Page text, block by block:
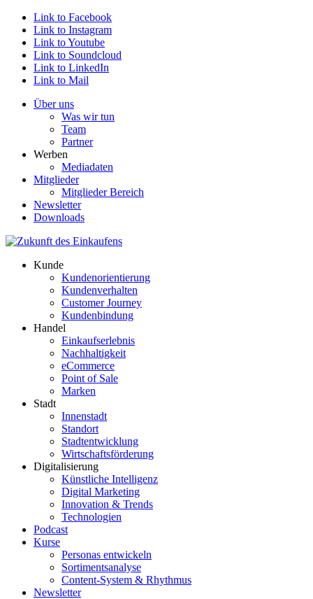
Link to Facebook
Link to Instagram
Link to Youtube
Link to Soundcloud
Link to LinkedIn
Link to Mail
Über uns
Was wir tun
Team
Partner
Werben
Mediadaten
Mitglieder
Mitglieder Bereich
Newsletter
Downloads
Kunde
Kundenorientierung
Kundenverhalten
Customer Journey
Kundenbindung
Handel
Einkaufserlebnis
Nachhaltigkeit
eCommerce
Point of Sale
Marken
Stadt
Innenstadt
Standort
Stadtentwicklung
Wirtschaftsförderung
Digitalisierung
Künstliche Intelligenz
Digital Marketing
Innovation & Trends
Technologien
Podcast
Kurse
Personas entwickeln
Sortimentsanalyse
Content-System & Rhythmus
Newsletter